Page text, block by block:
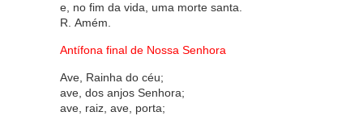
e, no fim da vida, uma morte santa.
R. Amém.
Antífona final de Nossa Senhora
Ave, Rainha do céu;
ave, dos anjos Senhora;
ave, raiz, ave, porta;